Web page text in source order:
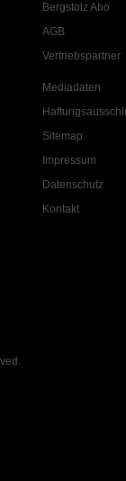
Bergstolz Abo
AGB
Vertriebspartner
Mediadaten
Sitemap
Impressum
Datenschutz
Kontakt